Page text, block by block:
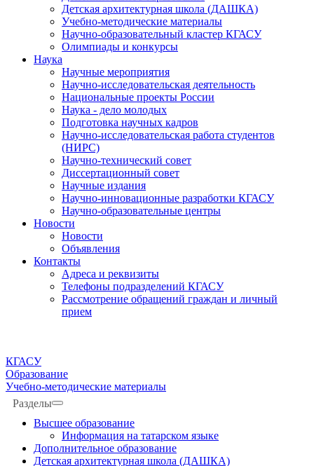
Детская архитектурная школа (ДАШКА)
Учебно-методические материалы
Научно-образовательный кластер КГАСУ
Олимпиады и конкурсы
Наука
Научные мероприятия
Научно-исследовательская деятельность
Национальные проекты России
Наука - дело молодых
Подготовка научных кадров
Научно-исследовательская работа студентов
(НИРС)
Научно-технический совет
Диссертационный совет
Научные издания
Научно-инновационные разработки КГАСУ
Научно-образовательные центры
Новости
Новости
Объявления
Контакты
Адреса и реквизиты
Телефоны подразделений КГАСУ
Рассмотрение обращений граждан и личный
прием
КГАСУ
Образование
Учебно-методические материалы
Разделы
Высшее образование
Информация на татарском языке
Дополнительное образование
Детская архитектурная школа (ДАШКА)